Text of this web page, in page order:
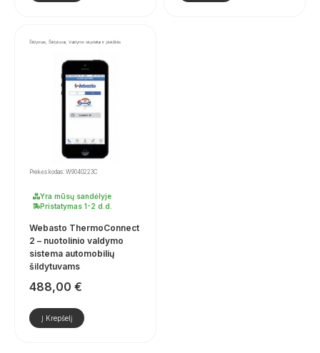
Šildymas, Šildytuvai, Valdymo skydeliai ir plokštės
Prekės kodas: W9040223C
Yra mūsų sandėlyje
Pristatymas 1-2 d.d.
Webasto ThermoConnect
2 – nuotolinio valdymo
sistema automobilių
šildytuvams
488,00 €
Į Krepšelį